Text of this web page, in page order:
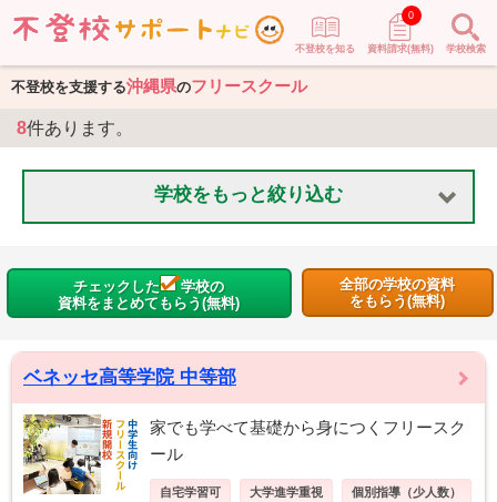
不登校を知る 資料請求(無料)
0
学校検索
不登校を支援する沖縄県のフリースクール
8件あります。
学校をもっと絞り込む
チェックした
学校の
資料をまとめてもらう(無料)
全部の学校の資料
をもらう(無料)
ベネッセ高等学院 中等部
家でも学べて基礎から身につくフリースク
ール
自宅学習可 大学進学重視 個別指導（少人数）